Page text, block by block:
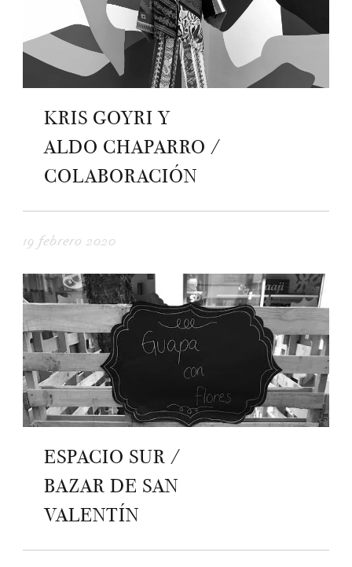
KRIS GOYRI Y
ALDO CHAPARRO /
COLABORACIÓN
19 febrero 2020
ESPACIO SUR /
BAZAR DE SAN
VALENTÍN